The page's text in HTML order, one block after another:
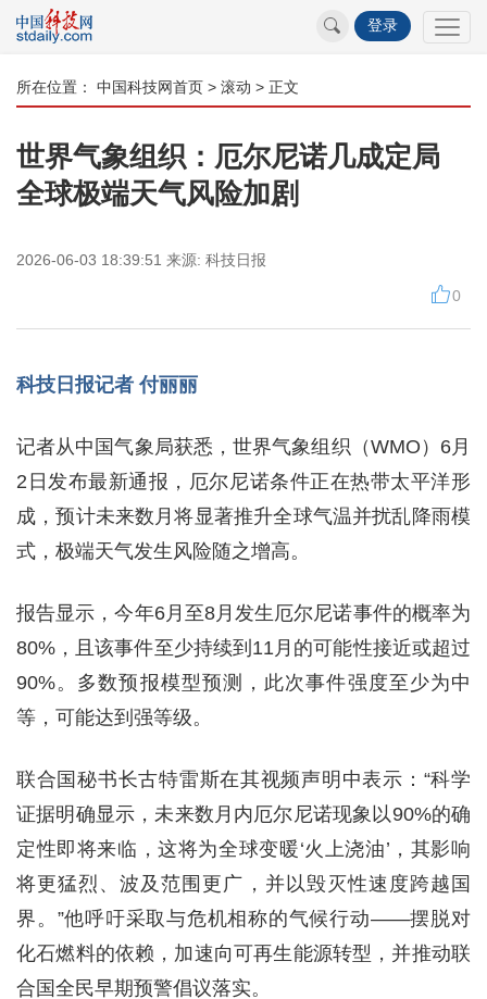
登录
所在位置： 中国科技网首页 > 滚动 > 正文
世界气象组织：厄尔尼诺几成定局
全球极端天气风险加剧
2026-06-03 18:39:51 来源: 科技日报
0
科技日报记者 付丽丽
记者从中国气象局获悉，世界气象组织（WMO）6月
2日发布最新通报，厄尔尼诺条件正在热带太平洋形
成，预计未来数月将显著推升全球气温并扰乱降雨模
式，极端天气发生风险随之增高。
报告显示，今年6月至8月发生厄尔尼诺事件的概率为
80%，且该事件至少持续到11月的可能性接近或超过
90%。多数预报模型预测，此次事件强度至少为中
等，可能达到强等级。
联合国秘书长古特雷斯在其视频声明中表示：“科学
证据明确显示，未来数月内厄尔尼诺现象以90%的确
定性即将来临，这将为全球变暖‘火上浇油’，其影响
将更猛烈、波及范围更广，并以毁灭性速度跨越国
界。”他呼吁采取与危机相称的气候行动——摆脱对
化石燃料的依赖，加速向可再生能源转型，并推动联
合国全民早期预警倡议落实。